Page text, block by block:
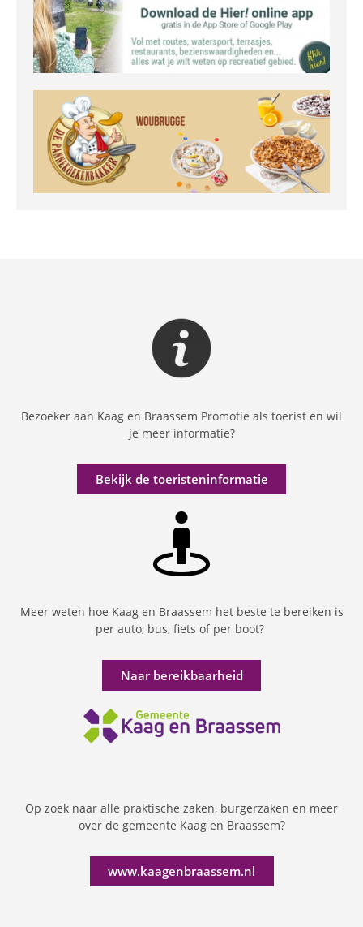
Bezoeker aan Kaag en Braassem Promotie als toerist en wil
je meer informatie?
Bekijk de toeristeninformatie
Meer weten hoe Kaag en Braassem het beste te bereiken is
per auto, bus, fiets of per boot?
Naar bereikbaarheid
Op zoek naar alle praktische zaken, burgerzaken en meer
over de gemeente Kaag en Braassem?
www.kaagenbraassem.nl